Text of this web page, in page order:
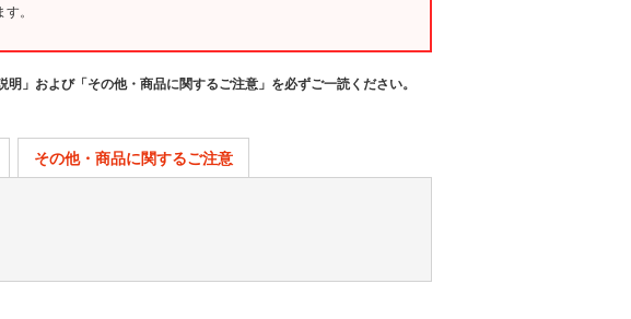
す。
明」および「その他・商品に関するご注意」を必ずご一読ください。
その他・商品に関するご注意